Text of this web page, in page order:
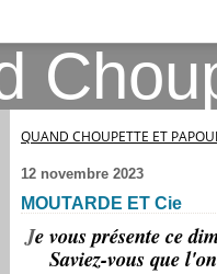
QUAND CHOUPETTE ET
12 novembre 2023
MOUTARDE ET Cie
Je vous présente ce
Saviez-vous que